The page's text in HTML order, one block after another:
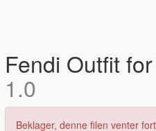
Fendi Outfit
1.0
Beklager, denne filen venter